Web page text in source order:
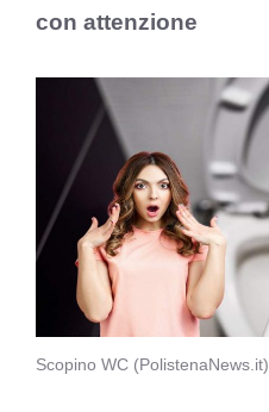
con attenzione
Scopino WC (PolistenaNews.it)